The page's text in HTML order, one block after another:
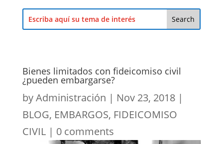
Bienes limitados con fideicomiso civil
¿pueden embargarse?
byAdministración | Nov 23, 2018|
BLOG, EMBARGOS, FIDEICOMISO
CIVIL| 0 comments